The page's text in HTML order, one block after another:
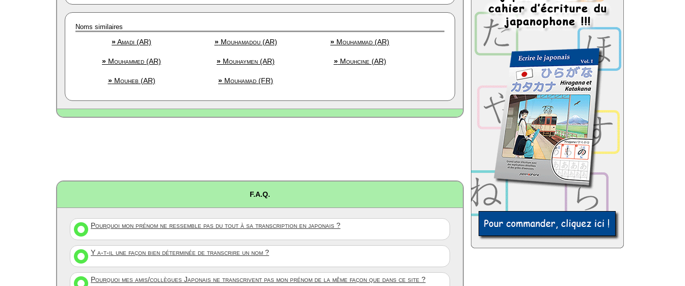
Noms similaires
»Amadi (AR) »Mouhamadou (AR) » Mouhammad (AR)
» Mouhammed (AR) » Mouhaymen (AR) »Mouhcine (AR)
»Mouheb (AR) » Mouhamad (FR)
F.A.Q.
Pourquoi mon prénom ne ressemble pas du tout à sa transcription en japonais ?
Y a-t-il une façon bien déterminée de transcrire un nom ?
Pourquoi mes amis/collègues Japonais ne transcrivent pas mon prénom de la même façon que dans ce site ?